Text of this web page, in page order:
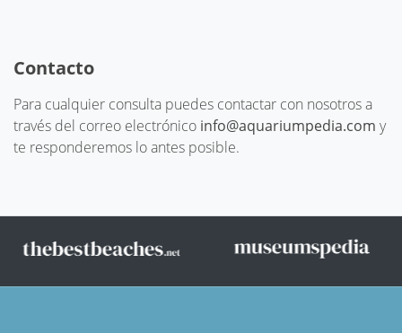
Contacto
Para cualquier consulta puedes contactar con nosotros a
través del correo electrónico info@aquariumpedia.com y
te responderemos lo antes posible.